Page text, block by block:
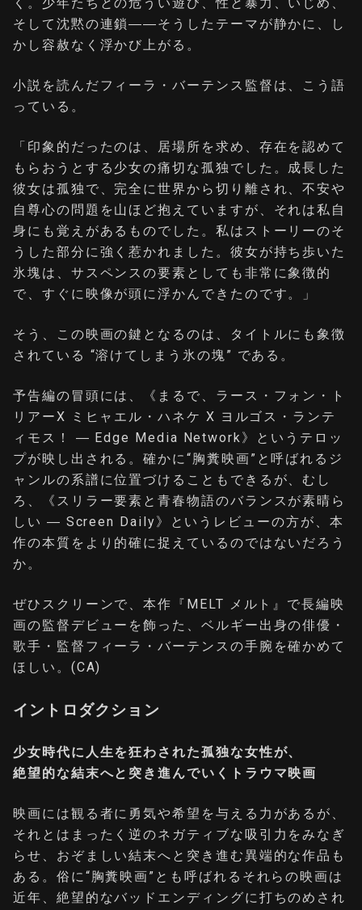
そして沈黙の連鎖――そうしたテーマが静かに、し
かし容赦なく浮かび上がる。
小説を読んだフィーラ・バーテンス監督は、こう語
っている。
「印象的だったのは、居場所を求め、存在を認めて
もらおうとする少女の痛切な孤独でした。成長した
彼女は孤独で、完全に世界から切り離され、不安や
自尊心の問題を山ほど抱えていますが、それは私自
身にも覚えがあるものでした。私はストーリーのそ
うした部分に強く惹かれました。彼女が持ち歩いた
氷塊は、サスペンスの要素としても非常に象徴的
で、すぐに映像が頭に浮かんできたのです。」
そう、この映画の鍵となるのは、タイトルにも象徴
されている “溶けてしまう氷の塊” である。
予告編の冒頭には、《まるで、ラース・フォン・ト
リアー​X ミヒャエル・ハネケ​ X ヨルゴス・ランテ
ィモス！ ― Edge Media Network》というテロッ
プが映し出される。確かに“胸糞映画”と呼ばれるジ
ャンルの系譜に位置づけることもできるが、むし
ろ、《スリラー要素と青春物語のバランスが素晴ら
しい ― Screen Daily》というレビューの方が、本
作の本質をより的確に捉えているのではないだろう
か。
ぜひスクリーンで、本作『MELT メルト』で長編映
画の監督デビューを飾った、ベルギー出身の俳優・
歌手・監督フィーラ・バーテンスの手腕を確かめて
ほしい。(CA)
イントロダクション
少女時代に人生を狂わされた孤独な女性が、
絶望的な結末へと突き進んでいくトラウマ映画
映画には観る者に勇気や希望を与える力があるが、
それとはまったく逆のネガティブな吸引力をみなぎ
らせ、おぞましい結末へと突き進む異端的な作品も
ある。俗に“胸糞映画”とも呼ばれるそれらの映画は
近年、絶望的なバッドエンディングに打ちのめされ